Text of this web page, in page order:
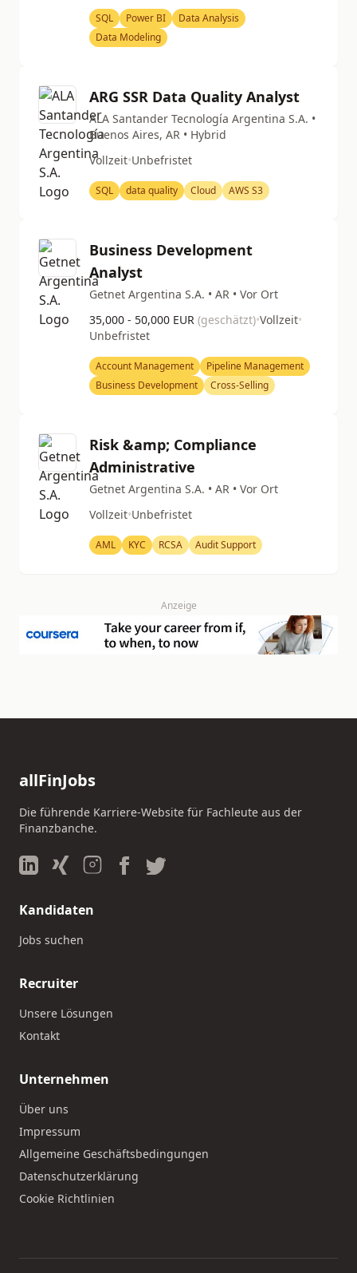
SQL Power BI
Data Analysis
Data Modeling
ARG SSR Data Quality Analyst
ALA Santander Tecnología Argentina S.A. •
Buenos Aires, AR • Hybrid
Vollzeit•Unbefristet
SQL data quality Cloud AWS S3
Business Development
Analyst
Getnet Argentina S.A. • AR • Vor Ort
35,000 - 50,000 EUR (geschätzt)•Vollzeit•
Unbefristet
Account Management
Pipeline Management
Business Development
Cross-Selling
Risk &amp; Compliance
Administrative
Getnet Argentina S.A. • AR • Vor Ort
Vollzeit•Unbefristet
AML KYC RCSA Audit Support
Anzeige
allFinJobs
Die führende Karriere-Website für Fachleute aus der
Finanzbanche.
Kandidaten
Jobs suchen
Recruiter
Unsere Lösungen
Kontakt
Unternehmen
Über uns
Impressum
Allgemeine Geschäftsbedingungen
Datenschutzerklärung
Cookie Richtlinien